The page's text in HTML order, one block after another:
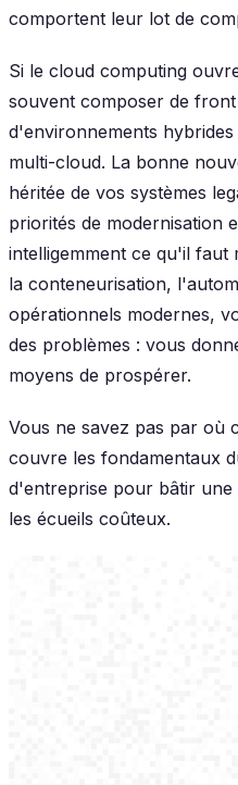
comportent leur lot de
Si le cloud computing
souvent composer de
d'environnements
multi-cloud. La bonne
héritée de vos systèmes
priorités de modernisation
intelligemment ce qu'il faut
la conteneurisation,
opérationnels modernes,
des problèmes : vous
moyens de prospérer.
Vous ne savez pas par où
couvre les fondamentaux
d'entreprise pour bâtir
les écueils coûteux.